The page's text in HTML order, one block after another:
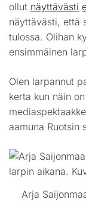
ollut näyttävästi
näyttävästi, että
tulossa. Olihan
ensimmäinen
Olen larpannut
kerta kun näin
aamuna Ruotsin
Arja